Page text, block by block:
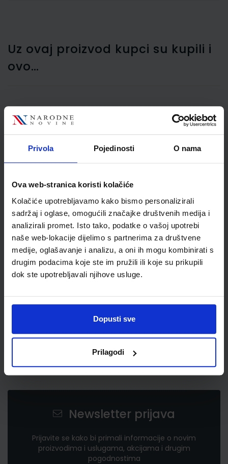
Privola Pojedinosti O nama
Ova web-stranica koristi kolačiće
Kolačiće upotrebljavamo kako bismo personalizirali
sadržaj i oglase, omogućili značajke društvenih medija i
analizirali promet. Isto tako, podatke o vašoj upotrebi
naše web-lokacije dijelimo s partnerima za društvene
medije, oglašavanje i analizu, a oni ih mogu kombinirati s
drugim podacima koje ste im pružili ili koje su prikupili
dok ste upotrebljavali njihove usluge.
Dopusti sve
Prilagodi
Uz ovaj proizvod kupci su kupili i
ovo…
Blok A5 s kemijskom
olovkom, sortirane boje
9,10 €
Newsletter prijava
Prijavite se kako bi primali informacije o novim
proizvodima i uslugama, akcijama i drugim
pogodnostima